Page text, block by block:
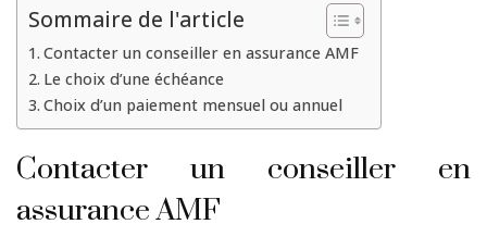
Sommaire de l'article
Contacter un conseiller en assurance AMF
Le choix d’une échéance
Choix d’un paiement mensuel ou annuel
Contacter un conseiller en
assurance AMF